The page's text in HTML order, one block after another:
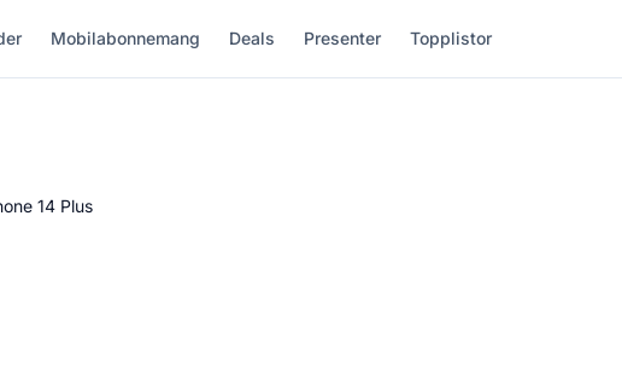
Mobilabonnemang Deals Presenter Topplistor
14 Plus